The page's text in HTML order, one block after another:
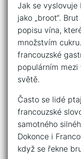
Jak se
jako „broot“.
popisu vína,
množstvím
francouzské
populárním
světě.
Často se lidé
francouzské
samotného
Dokonce i
když se řekne